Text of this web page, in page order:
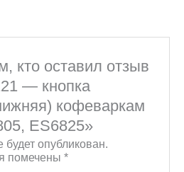
кто оставил отзыв
— кнопка
кофеваркам
ES6825»
опубликован.
помечены*